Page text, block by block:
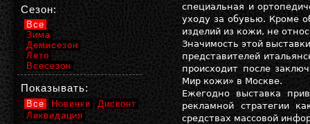
специальная и
уходу за обувью. Кроме
изделий из кожи, не
Значимость этой
представителей
происходит после
Мир кожи» в Москве.
Ежегодно выставка
рекламной стратегии
средствах массовой
Сезон:
Все
Зима
Демисезон
Лето
Всесезон
Показывать:
Все Новинки
Дисконт
Ликвидация